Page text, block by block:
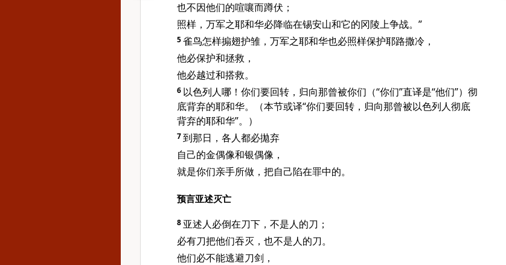
也不因他们的喧嚷而蹲伏；
照样，万军之耶和华必降临在锡安山和它的冈陵上争战。”
5雀鸟怎样搧翅护雏，万军之耶和华也必照样保护耶路撒冷，
他必保护和拯救，
他必越过和搭救。
6 以色列人哪！你们要回转，归向那曾被你们（“你们”直译是“他们”）彻
底背弃的耶和华。（本节或译“你们要回转，归向那曾被以色列人彻底
背弃的耶和华”。）
7到那日，各人都必拋弃
自己的金偶像和银偶像，
就是你们亲手所做，把自己陷在罪中的。
预言亚述灭亡
8 亚述人必倒在刀下，不是人的刀；
必有刀把他们吞灭，也不是人的刀。
他们必不能逃避刀剑，